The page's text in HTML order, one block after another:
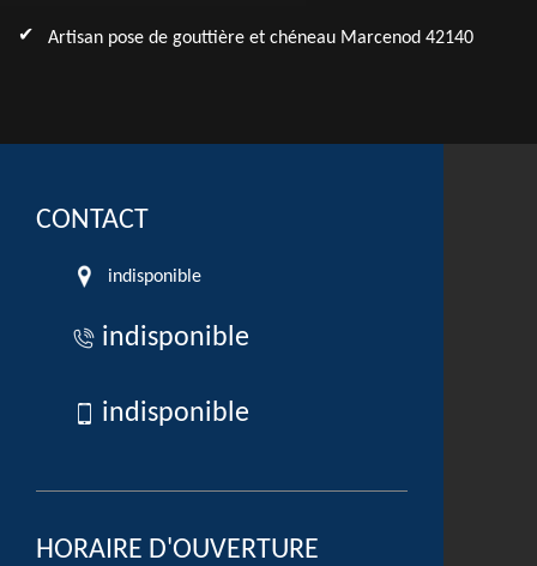
Artisan pose de gouttière et chéneau Marcenod 42140
CONTACT
indisponible
indisponible
indisponible
HORAIRE D'OUVERTURE